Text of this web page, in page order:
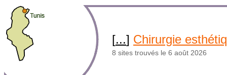
[...] Chirurgie
8 sites trouvés le 6 août 2026